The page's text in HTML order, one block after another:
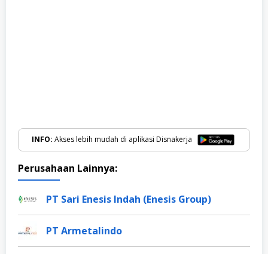
INFO: Akses lebih mudah di aplikasi Disnakerja
Perusahaan Lainnya:
PT Sari Enesis Indah (Enesis Group)
PT Armetalindo